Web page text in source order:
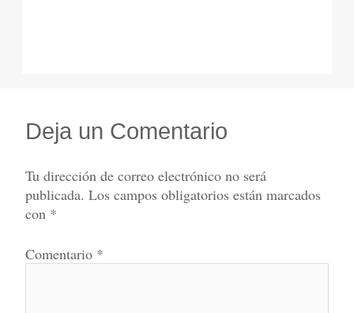
Deja un Comentario
Tu dirección de correo electrónico no será
publicada. Los campos obligatorios están marcados
con *
Comentario *